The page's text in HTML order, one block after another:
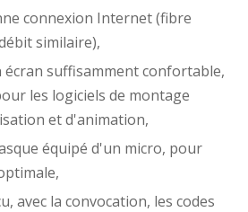
connexion Internet (fibre
similaire),
écran suffisamment confortable,
les logiciels de montage
et d'animation,
équipé d'un micro, pour
avec la convocation, les codes